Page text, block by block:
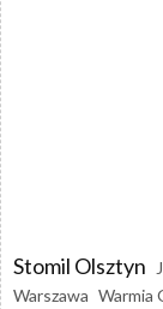
Stomil Olsztyn
Warszawa Warmia